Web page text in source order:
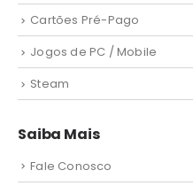
Cartões Pré-Pago
Jogos de PC / Mobile
Steam
Saiba Mais
Fale Conosco